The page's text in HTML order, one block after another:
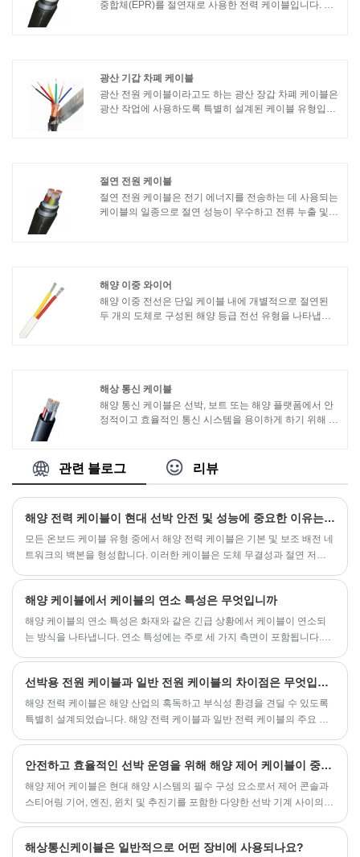
중합체(EPR)를 절연재로 사용한 전력 케이블입니다. 에
광산 기갑 차폐 케이블
광산 전원 케이블이라고도 하는 광산 장갑 차폐 케이블은
광산 작업에 사용하도록 특별히 설계된 케이블 유형입니
절연 전원 케이블
절연 전원 케이블은 전기 에너지를 전송하는 데 사용되는
케이블의 일종으로 절연 성능이 우수하고 전류 누출 및
해양 이중 와이어
해양 이중 전선은 단일 케이블 내에 개별적으로 절연된
두 개의 도체로 구성된 해양 등급 전선 유형을 나타냅니
해상 통신 케이블
해양 통신 케이블은 선박, 보트 또는 해양 플랫폼에서 안
정적이고 효율적인 통신 시스템을 용이하게 하기 위해 해
통신 시스템과 같은 다양한 해양 통신 장비 간에 음성, 데
이터 및 기타 통신 신호를 전송하는 데 사용됩니다.
관련 블로그 리뷰
해양 전력 케이블이 현대 선박 안전 및 성능에 중요한 이유는 무엇입니까?
모든 온보드 케이블 유형 중에서 해양 전력 케이블은 기본 및 보조 배전 네
트워크의 백본을 형성합니다. 이러한 케이블은 도체 무결성과 절연 저항
해양 케이블에서 케이블의 연소 특성은 무엇입니까
해양 케이블의 연소 특성은 화재와 같은 긴급 상황에서 케이블이 연소되
는 방식을 나타냅니다. 연소 특성에는 주로 세 가지 측면이 포함됩니다.1.
선박용 전원 케이블과 일반 전원 케이블의 차이점은 무엇입니까?
해양 전력 케이블은 해양 산업의 혹독하고 부식성 환경을 견딜 수 있도록
특별히 설계되었습니다. 해양 전력 케이블과 일반 전력 케이블의 주요 차
안전하고 효율적인 선박 운영을 위해 해양 제어 케이블이 중요한 이유는 무엇입니까?
해양 제어 케이블은 현대 해양 시스템의 필수 구성 요소로서 제어 콘솔과
스티어링 기어, 엔진, 윈치 및 추진기를 포함한 다양한 선박 기계 사이의
어를 제공하도록 설계되었습니다. 안전, 효율성 및 장기적인 성능을 추구
해상통신케이블은 일반적으로 어떤 장비에 사용되나요?